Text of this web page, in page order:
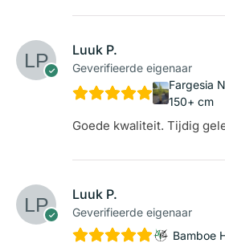
Luuk P.
Geverifieerde eigenaar
Fargesia
150+ cm
Goede kwaliteit. Tijdig
Luuk P.
Geverifieerde eigenaar
Bamboe